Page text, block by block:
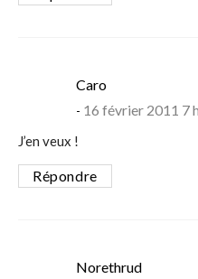
Carosays:
16 février 2011 7
J’en veux !
Répondre
Norethrudsays: